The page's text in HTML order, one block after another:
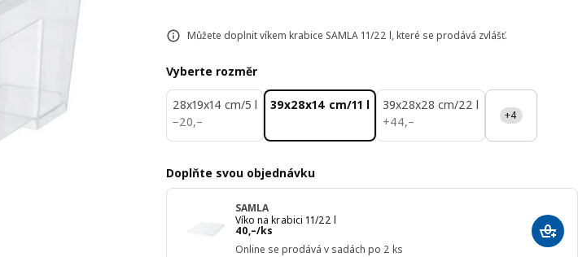
Můžete doplnit víkem krabice SAMLA 11/22 l, které se prodává zvlášť.
Vyberte rozměr
28x19x14 cm/5 l
−20,–
20,–
39x28x14 cm/11 l
39x28x28 cm/22 l
+44,–
44,– +4
Doplňte svou objednávku
SAMLA
Víko na krabici 11/22 l
40,–/ks
Cena 40,–/ks
Online se prodává v sadách po 2 ks